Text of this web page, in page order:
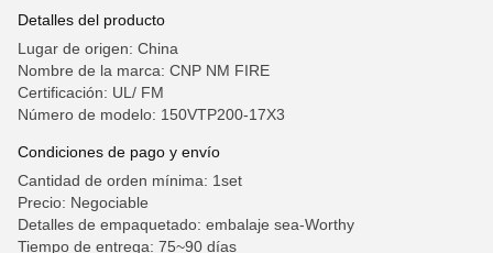
Detalles del producto
Lugar de origen: China
Nombre de la marca: CNP NM FIRE
Certificación: UL/ FM
Número de modelo: 150VTP200-17X3
Condiciones de pago y envío
Cantidad de orden mínima: 1set
Precio: Negociable
Detalles de empaquetado: embalaje sea-Worthy
Tiempo de entrega: 75~90 días